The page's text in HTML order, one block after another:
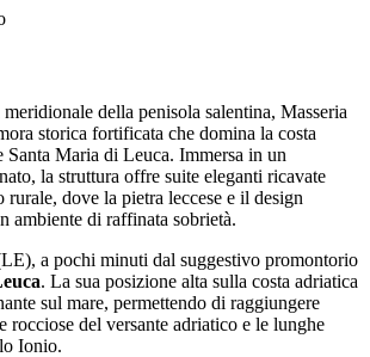
della penisola salentina, Masseria
storica fortificata che domina la costa
Santa Maria di Leuca. Immersa in un
la struttura offre suite eleganti ricavate
rurale, dove la pietra leccese e il design
ambiente di raffinata sobrietà.
a pochi minuti dal suggestivo promontorio
. La sua posizione alta sulla costa adriatica
sul mare, permettendo di raggiungere
rocciose del versante adriatico e le lunghe
Ionio.